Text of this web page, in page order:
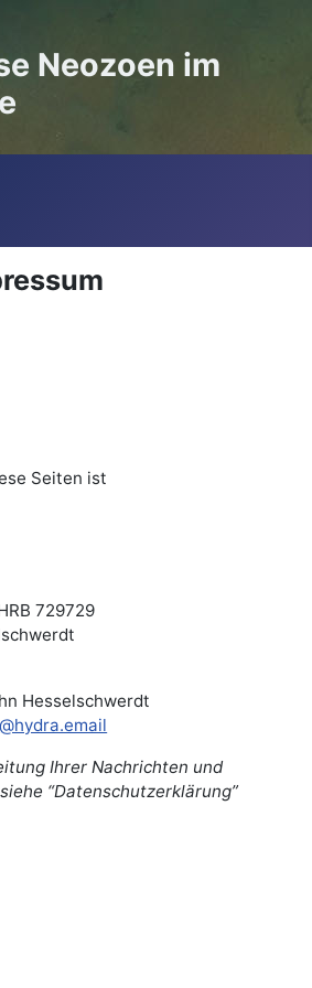
Neozoen im
Seiten ist
729729
Hesselschwerdt
Ihrer Nachrichten und
“Datenschutzerklärung”